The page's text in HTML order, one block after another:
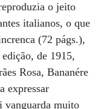
o jeito
italianos, o que
(72 págs.),
de 1915,
Rosa, Bananére
expressar
vanguarda muito